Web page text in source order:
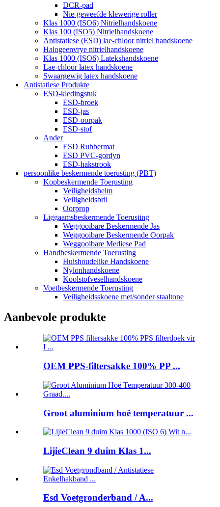
DCR-pad
Nie-geweefde klewerige roller
Klas 1000 (ISO6) Nitrielhandskoene
Klas 100 (ISO5) Nitrielhandskoene
Antistatiese (ESD) lae-chloor nitriel handskoene
Halogeenvrye nitrielhandskoene
Klas 1000 (ISO6) Latekshandskoene
Lae-chloor latex handskoene
Swaargewig latex handskoene
Antistatiese Produkte
ESD-kledingstuk
ESD-broek
ESD-jas
ESD-oorpak
ESD-stof
Ander
ESD Rubbermat
ESD PVC-gordyn
ESD-hakstrook
persoonlike beskermende toerusting (PBT)
Kopbeskermende Toerusting
Veiligheidshelm
Veiligheidsbril
Oorprop
Liggaamsbeskermende Toerusting
Weggooibare Beskermende Jas
Weggooibare Beskermende Oorpak
Weggooibare Mediese Pad
Handbeskermende Toerusting
Huishoudelike Handskoene
Nylonhandskoene
Koolstofveselhandskoene
Voetbeskermende Toerusting
Veiligheidsskoene met/sonder staaltone
Aanbevole produkte
OEM PPS-filtersakke 100% PP ...
Groot aluminium hoë temperatuur ...
LijieClean 9 duim Klas 1...
Esd Voetgronderband / A...